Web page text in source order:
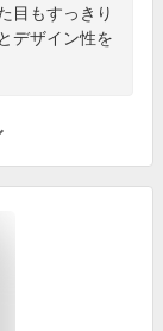
目もすっきり
デザイン性を